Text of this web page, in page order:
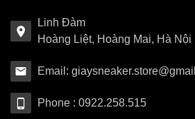
Linh Đàm
Hoàng Liệt, Hoàng Mai, Hà Nội
Email:
Phone : 0922.258.515